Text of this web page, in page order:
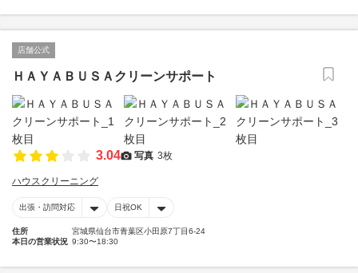
店舗公式
ＨＡＹＡＢＵＳＡクリーンサポート
3.04 写真 3枚
ハウスクリーニング
出張・訪問対応 日祝OK
住所
宮城県仙台市青葉区小田原7丁目6-24
本日の営業状況 9:30〜18:30